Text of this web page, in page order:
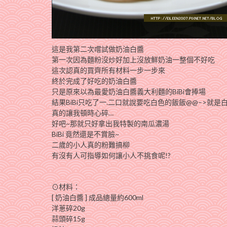
這是我第二次嚐試做奶油白醬
第一次因為麵粉沒炒好加上沒放鮮奶油一整個不好吃
這次認真的買齊所有材料一步一步來
終於完成了好吃的奶油白醬
只是原來以為最愛奶油白醬義大利麵的BiBi會捧場
結果BiBi只吃了一.二口就說要吃白色的飯飯@@–>就是
真的讓我頓時心碎…
好吧~那就只好拿出我特製的南瓜濃湯
BiBi 竟然還是不賞臉~
二歲的小人真的粉難搞柳
有沒有人可指導如何讓小人不挑食呢!?
⊙材料：
[ 奶油白醬 ] 成品總量約600ml
洋蔥碎20g
蒜頭碎15g